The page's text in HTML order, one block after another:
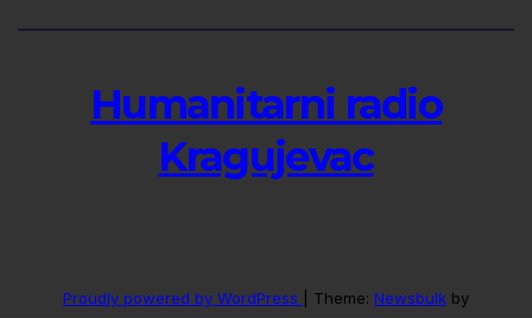
Humanitarni radio
Kragujevac
Proudly powered by WordPress Theme: Newsbulk by